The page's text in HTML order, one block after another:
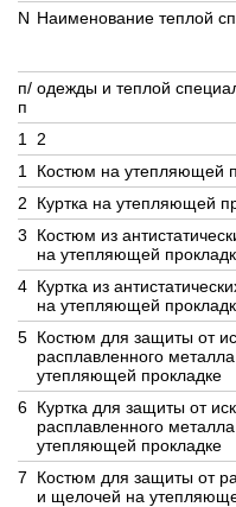
N Наименование теплой
п/
п
одежды и теплой
1 2
1
Костюм на утепляющей
2
Куртка на утепляющей
3
Костюм из
на утепляющей
4 Куртка из
на утепляющей
5 Костюм для защиты от
расплавленного
утепляющей прокладке
6 Куртка для защиты от
расплавленного
утепляющей прокладке
7
Костюм для защиты от
и щелочей на